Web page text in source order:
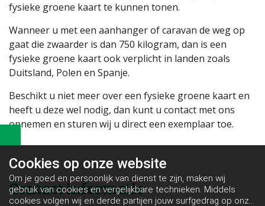
fysieke groene kaart te kunnen tonen.
Wanneer u met een aanhanger of caravan de weg op
gaat die zwaarder is dan 750 kilogram, dan is een
fysieke groene kaart ook verplicht in landen zoals
Duitsland, Polen en Spanje.
Beschikt u niet meer over een fysieke groene kaart en
heeft u deze wel nodig, dan kunt u contact met ons
opnemen en sturen wij u direct een exemplaar toe.
Contact informatie
Cookies op onze website
Om je goed en persoonlijk van dienst te zijn, maken wij
gebruik van cookies en vergelijkbare technieken. Middels
cookies volgen wij en derde partijen jouw surfgedrag op onze